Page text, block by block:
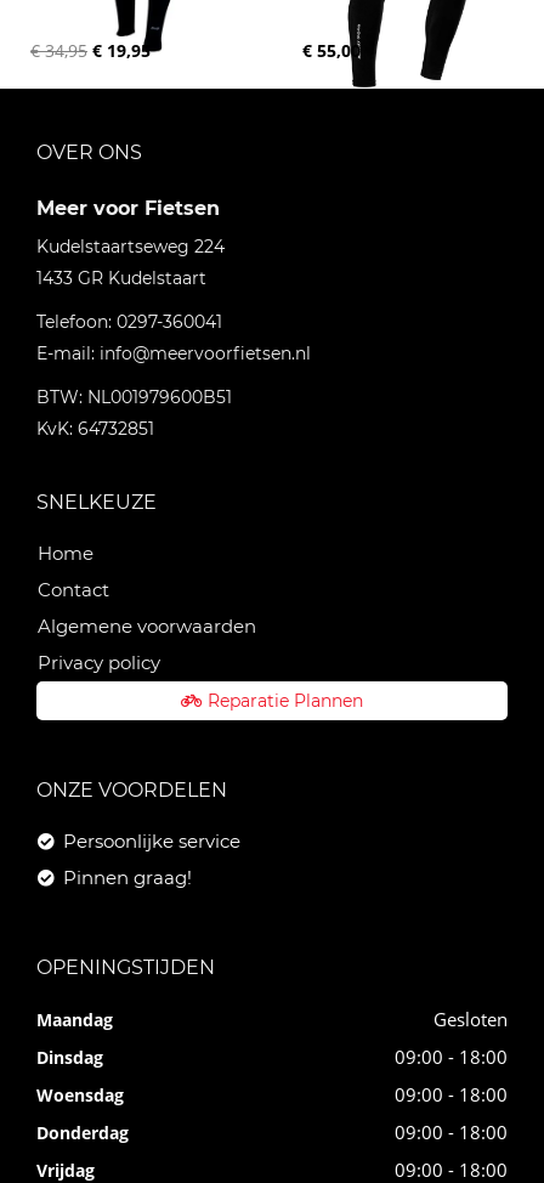
€ 34,95 € 19,95 € 55,00
OVER ONS
Meer voor Fietsen
Kudelstaartseweg 224
1433 GR Kudelstaart
Telefoon: 0297-360041
E-mail: info@meervoorfietsen.nl
BTW: NL001979600B51
KvK: 64732851
SNELKEUZE
Home
Contact
Algemene voorwaarden
Privacy policy
Reparatie Plannen
ONZE VOORDELEN
Persoonlijke service
Pinnen graag!
OPENINGSTIJDEN
Maandag Gesloten
Dinsdag 09:00 - 18:00
Woensdag 09:00 - 18:00
Donderdag 09:00 - 18:00
Vrijdag 09:00 - 18:00